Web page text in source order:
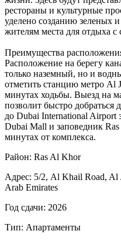
рестораны и культурные
уделено созданию зеленых
жителям места для отдыха с
Преимущества
Расположение на берегу
только наземный, но и
отметить станцию метро Al
минутах ходьбы. Выезд на
позволит быстро добраться
до Dubai International Airport
Dubai Mall и заповедник
минутах от комплекса.
Район: Ras Al Khor
Адрес: 5/2, Al Khail Road, Al
Arab Emirates
Год сдачи: 2026
Тип: Апартаменты